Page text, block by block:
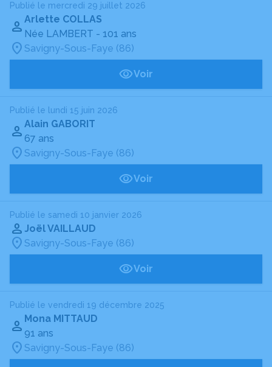
Publié le mercredi 29 juillet 2026
Arlette COLLAS
Née LAMBERT - 101 ans
Savigny-Sous-Faye (86)
Voir
Publié le lundi 15 juin 2026
Alain GABORIT
67 ans
Savigny-Sous-Faye (86)
Voir
Publié le samedi 10 janvier 2026
Joël VAILLAUD
Savigny-Sous-Faye (86)
Voir
Publié le vendredi 19 décembre 2025
Mona MITTAUD
91 ans
Savigny-Sous-Faye (86)